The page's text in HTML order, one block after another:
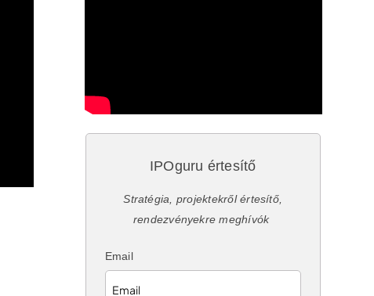
IPOguru értesítő
Stratégia, projektekről értesítő,
rendezvényekre meghívók
Email